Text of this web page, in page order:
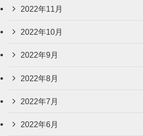
2022年11月
2022年10月
2022年9月
2022年8月
2022年7月
2022年6月